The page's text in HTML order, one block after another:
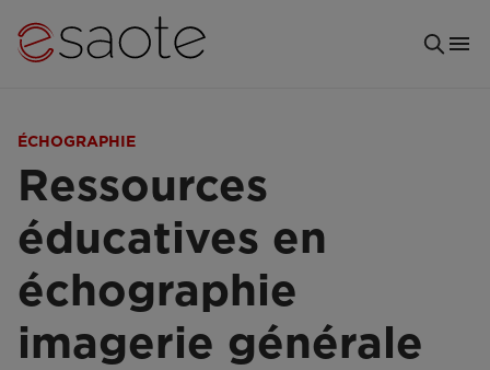
ÉCHOGRAPHIE
Ressources
éducatives en
échographie
imagerie générale